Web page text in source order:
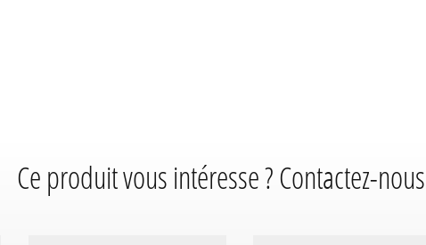
Ce produit vous intéresse ? Contactez-